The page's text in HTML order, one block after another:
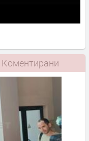
Коментирани